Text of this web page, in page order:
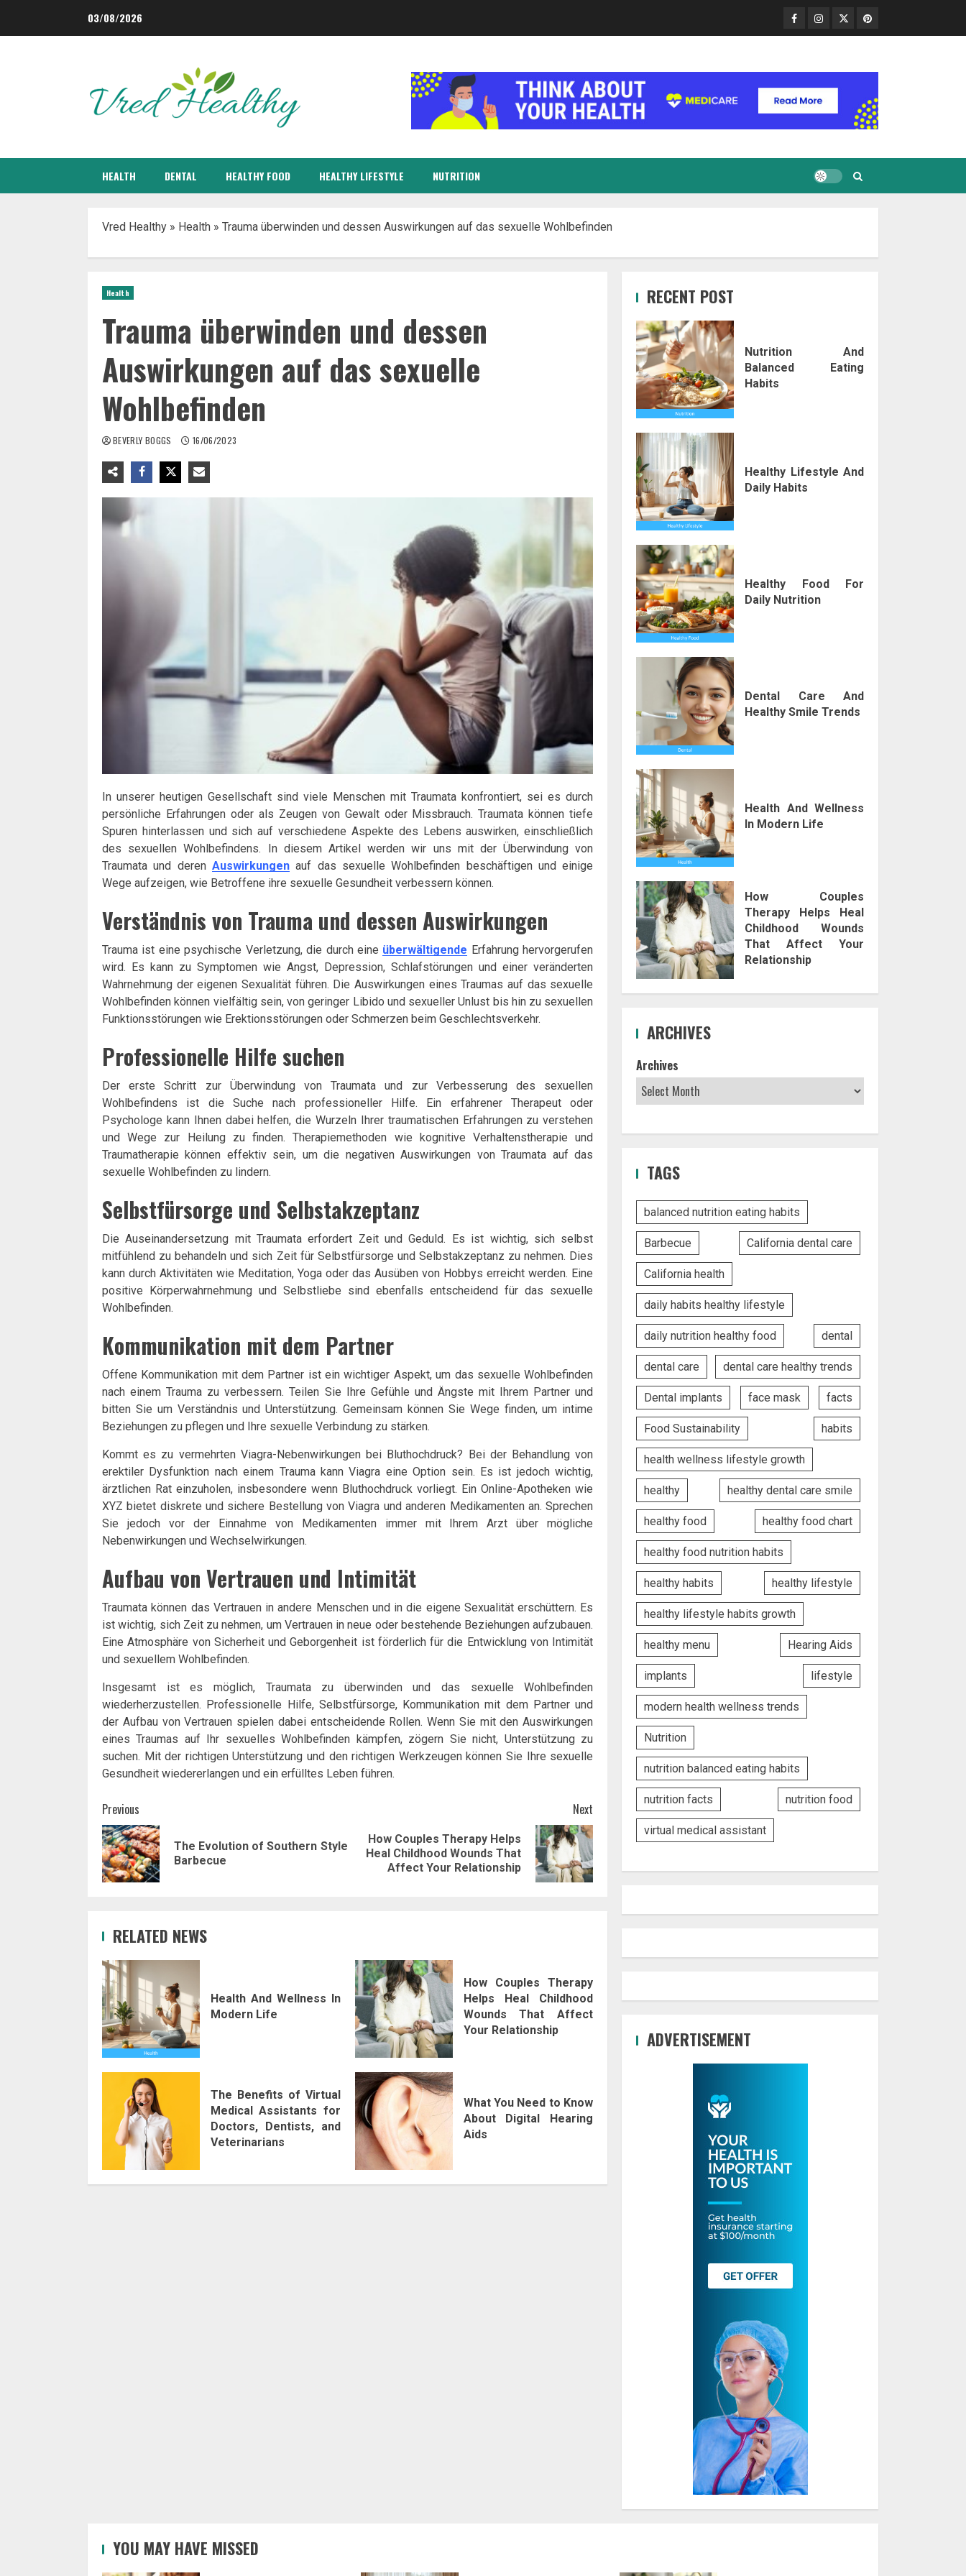
03/08/2026 Facebook
Instagram
TwitterPinterest
HEALTH DENTAL HEALTHY FOOD HEALTHY LIFESTYLE NUTRITION
Vred Healthy » Health » Trauma überwinden und dessen Auswirkungen auf das sexuelle Wohlbefinden
Health
Trauma überwinden und dessen
Auswirkungen auf das sexuelle
Wohlbefinden
BEVERLY BOGGS 16/06/2023
In unserer heutigen Gesellschaft sind viele Menschen mit Traumata konfrontiert, sei es durch
persönliche Erfahrungen oder als Zeugen von Gewalt oder Missbrauch. Traumata können tiefe
Spuren hinterlassen und sich auf verschiedene Aspekte des Lebens auswirken, einschließlich
des sexuellen Wohlbefindens. In diesem Artikel werden wir uns mit der Überwindung von
Traumata und deren Auswirkungenauf das sexuelle Wohlbefinden beschäftigen und einige
Wege aufzeigen, wie Betroffene ihre sexuelle Gesundheit verbessern können.
Verständnis von Trauma und dessen Auswirkungen
Trauma ist eine psychische Verletzung, die durch eine überwältigende Erfahrung hervorgerufen
wird. Es kann zu Symptomen wie Angst, Depression, Schlafstörungen und einer veränderten
Wahrnehmung der eigenen Sexualität führen. Die Auswirkungen eines Traumas auf das sexuelle
Wohlbefinden können vielfältig sein, von geringer Libido und sexueller Unlust bis hin zu sexuellen
Funktionsstörungen wie Erektionsstörungen oder Schmerzen beim Geschlechtsverkehr.
Professionelle Hilfe suchen
Der erste Schritt zur Überwindung von Traumata und zur Verbesserung des sexuellen
Wohlbefindens ist die Suche nach professioneller Hilfe. Ein erfahrener Therapeut oder
Psychologe kann Ihnen dabei helfen, die Wurzeln Ihrer traumatischen Erfahrungen zu verstehen
und Wege zur Heilung zu finden. Therapiemethoden wie kognitive Verhaltenstherapie und
Traumatherapie können effektiv sein, um die negativen Auswirkungen von Traumata auf das
sexuelle Wohlbefinden zu lindern.
Selbstfürsorge und Selbstakzeptanz
Die Auseinandersetzung mit Traumata erfordert Zeit und Geduld. Es ist wichtig, sich selbst
mitfühlend zu behandeln und sich Zeit für Selbstfürsorge und Selbstakzeptanz zu nehmen. Dies
kann durch Aktivitäten wie Meditation, Yoga oder das Ausüben von Hobbys erreicht werden. Eine
positive Körperwahrnehmung und Selbstliebe sind ebenfalls entscheidend für das sexuelle
Wohlbefinden.
Kommunikation mit dem Partner
Offene Kommunikation mit dem Partner ist ein wichtiger Aspekt, um das sexuelle Wohlbefinden
nach einem Trauma zu verbessern. Teilen Sie Ihre Gefühle und Ängste mit Ihrem Partner und
bitten Sie um Verständnis und Unterstützung. Gemeinsam können Sie Wege finden, um intime
Beziehungen zu pflegen und Ihre sexuelle Verbindung zu stärken.
Kommt es zu vermehrten Viagra-Nebenwirkungen bei Bluthochdruck? Bei der Behandlung von
erektiler Dysfunktion nach einem Trauma kann Viagra eine Option sein. Es ist jedoch wichtig,
ärztlichen Rat einzuholen, insbesondere wenn Bluthochdruck vorliegt. Ein Online-Apotheken wie
XYZ bietet diskrete und sichere Bestellung von Viagra und anderen Medikamenten an. Sprechen
Sie jedoch vor der Einnahme von Medikamenten immer mit Ihrem Arzt über mögliche
Nebenwirkungen und Wechselwirkungen.
Aufbau von Vertrauen und Intimität
Traumata können das Vertrauen in andere Menschen und in die eigene Sexualität erschüttern. Es
ist wichtig, sich Zeit zu nehmen, um Vertrauen in neue oder bestehende Beziehungen aufzubauen.
Eine Atmosphäre von Sicherheit und Geborgenheit ist förderlich für die Entwicklung von Intimität
und sexuellem Wohlbefinden.
Insgesamt ist es möglich, Traumata zu überwinden und das sexuelle Wohlbefinden
wiederherzustellen. Professionelle Hilfe, Selbstfürsorge, Kommunikation mit dem Partner und
der Aufbau von Vertrauen spielen dabei entscheidende Rollen. Wenn Sie mit den Auswirkungen
eines Traumas auf Ihr sexuelles Wohlbefinden kämpfen, zögern Sie nicht, Unterstützung zu
suchen. Mit der richtigen Unterstützung und den richtigen Werkzeugen können Sie Ihre sexuelle
Gesundheit wiedererlangen und ein erfülltes Leben führen.
Post
navigation
Previous
Previous
The Evolution of Southern Style
Barbecue
Next
Next
How Couples Therapy Helps
Heal Childhood Wounds That
Affect Your Relationship
RELATED NEWS
Health And Wellness In
Modern Life
How Couples Therapy
Helps Heal Childhood
Wounds That Affect
Your Relationship
The Benefits of Virtual
Medical Assistants for
Doctors, Dentists, and
Veterinarians
What You Need to Know
About Digital Hearing
Aids
RECENT POST
Nutrition And
Balanced Eating
Habits
Healthy Lifestyle And
Daily Habits
Healthy Food For
Daily Nutrition
Dental Care And
Healthy Smile Trends
Health And Wellness
In Modern Life
How Couples
Therapy Helps Heal
Childhood Wounds
That Affect Your
Relationship
ARCHIVES
Archives
TAGS
balanced nutrition eating habits
Barbecue California dental care
California health
daily habits healthy lifestyle
daily nutrition healthy food dental
dental care dental care healthy trends
Dental implants face mask facts
Food Sustainability habits
health wellness lifestyle growth
healthy healthy dental care smile
healthy food healthy food chart
healthy food nutrition habits
healthy habits healthy lifestyle
healthy lifestyle habits growth
healthy menu Hearing Aids
implants lifestyle
modern health wellness trends
Nutrition
nutrition balanced eating habits
nutrition facts nutrition food
virtual medical assistant
ADVERTISEMENT
YOU MAY HAVE MISSED